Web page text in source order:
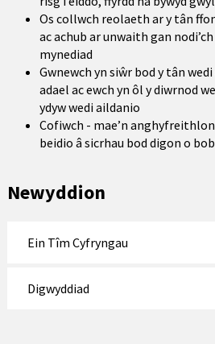
Os collwch reolaeth ar y tân
ac achub ar unwaith gan
mynediad
Gwnewch yn siŵr bod y tân
adael ac ewch yn ôl y diwrnod
ydyw wedi aildanio
Cofiwch - mae’n
beidio â sicrhau bod digon o
Newyddion
Ein Tîm Cyfryngau
Digwyddiad